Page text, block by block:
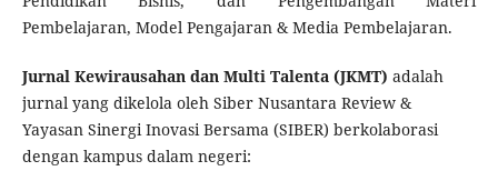
Pembelajaran, Model Pengajaran & Media Pembelajaran.
Jurnal Kewirausahan dan Multi Talenta (JKMT) adalah
jurnal yang dikelola oleh Siber Nusantara Review &
Yayasan Sinergi Inovasi Bersama (SIBER) berkolaborasi
dengan kampus dalam negeri: